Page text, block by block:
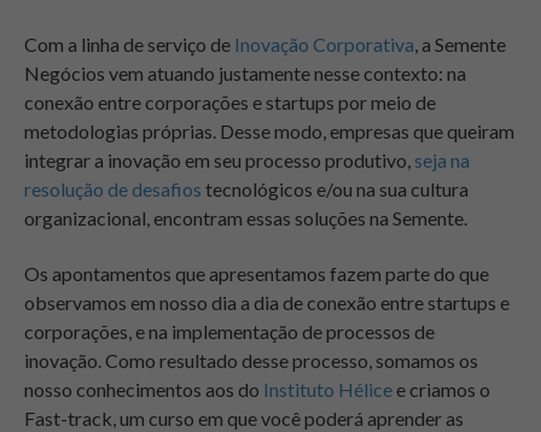
Com a linha de serviço de Inovação Corporativa, a Semente
Negócios vem atuando justamente nesse contexto: na
conexão entre corporações e startups por meio de
metodologias próprias. Desse modo, empresas que queiram
integrar a inovação em seu processo produtivo, seja na
resolução de desafios tecnológicos e/ou na sua cultura
organizacional, encontram essas soluções na Semente.
Os apontamentos que apresentamos fazem parte do que
observamos em nosso dia a dia de conexão entre startups e
corporações, e na implementação de processos de
inovação. Como resultado desse processo, somamos os
nosso conhecimentos aos do Instituto Hélice e criamos o
Fast-track, um curso em que você poderá aprender as